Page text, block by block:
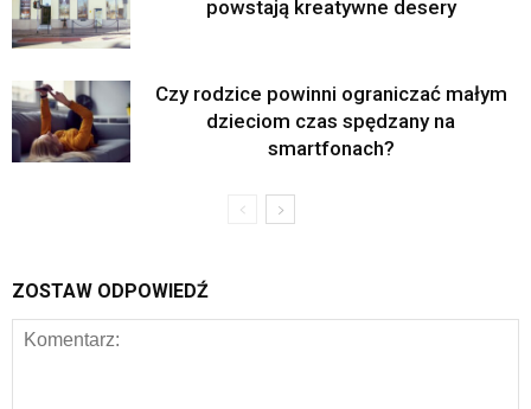
powstają kreatywne desery
Czy rodzice powinni ograniczać małym
dzieciom czas spędzany na
smartfonach?
ZOSTAW ODPOWIEDŹ